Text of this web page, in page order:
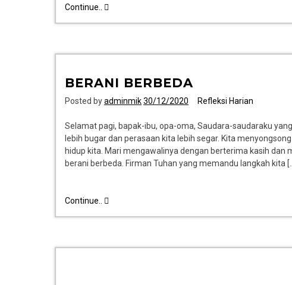
Continue..
BERANI BERBEDA
Posted byadminmik30/12/2020 Refleksi Harian
Selamat pagi, bapak-ibu, opa-oma, Saudara-saudaraku
lebih bugar dan perasaan kita lebih segar. Kita
hidup kita. Mari mengawalinya dengan berterima kasih dan
berani berbeda. Firman Tuhan yang memandu langkah kita […]
Continue..